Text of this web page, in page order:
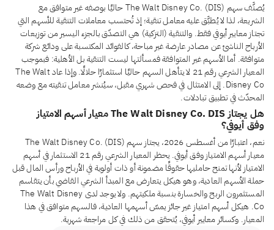
يُصنَّف سهم The Walt Disney Co. (DIS) حاليًا بوصفه غير متوافق مع
الشريعة، لذا لا يُطبَّق عليه معامل تنقية؛ إذ تُحتسب معاملات التنقية للأسهم التي
تجتاز معايير أيوفي فقط. والتنقية (التزكية) هي التصدّق بالجزء اليسير من توزيعات
الأرباح الناشئ عن مصادر عارضة غير مباحة، كالفوائد المكتسبة على ودائع شركة
متوافقة. أما الأسهم غير المتوافقة فمسألتها ليست التنقية بل الأهلية: فبموجب
المعيار الشرعي رقم 21 لا يتأهل السهم حاليًا استثمارًا حلالًا. وإذا عاد The Walt
Disney Co. إلى الامتثال في فحص شهري مقبل، سيُنشر معامل تنقيته مع وضعه
المحدّث في تطبيق تبادلات.
هل يجتاز The Walt Disney Co. DIS معيار أسهم الامتياز
وفق أيوفي؟
نعم، اعتبارًا من أغسطس 2026، يجتاز سهم The Walt Disney Co. (DIS)
معيار أسهم الامتياز وفق أيوفي. يحظر المعيار الشرعي رقم 21 الاستثمار في أسهم
الامتياز لأنها تمنح حامليها حقوقًا مضمونة أو ذات أولوية في الأرباح ورأس المال قبل
حملة الأسهم العادية، وهو هيكل يتعارض مع المبدأ الشرعي القاضي بأن يتقاسم
المستثمرون الربح والخسارة بنسبة ملكيتهم. ولا يوجد لدى The Walt Disney
Co. هيكل أسهم امتياز غير جائز يمسّ أسهمها العادية، فالسهم متوافق في هذا
المعيار. وكسائر معايير أيوفي، يُتحقق من ذلك في كل مراجعة شهرية.